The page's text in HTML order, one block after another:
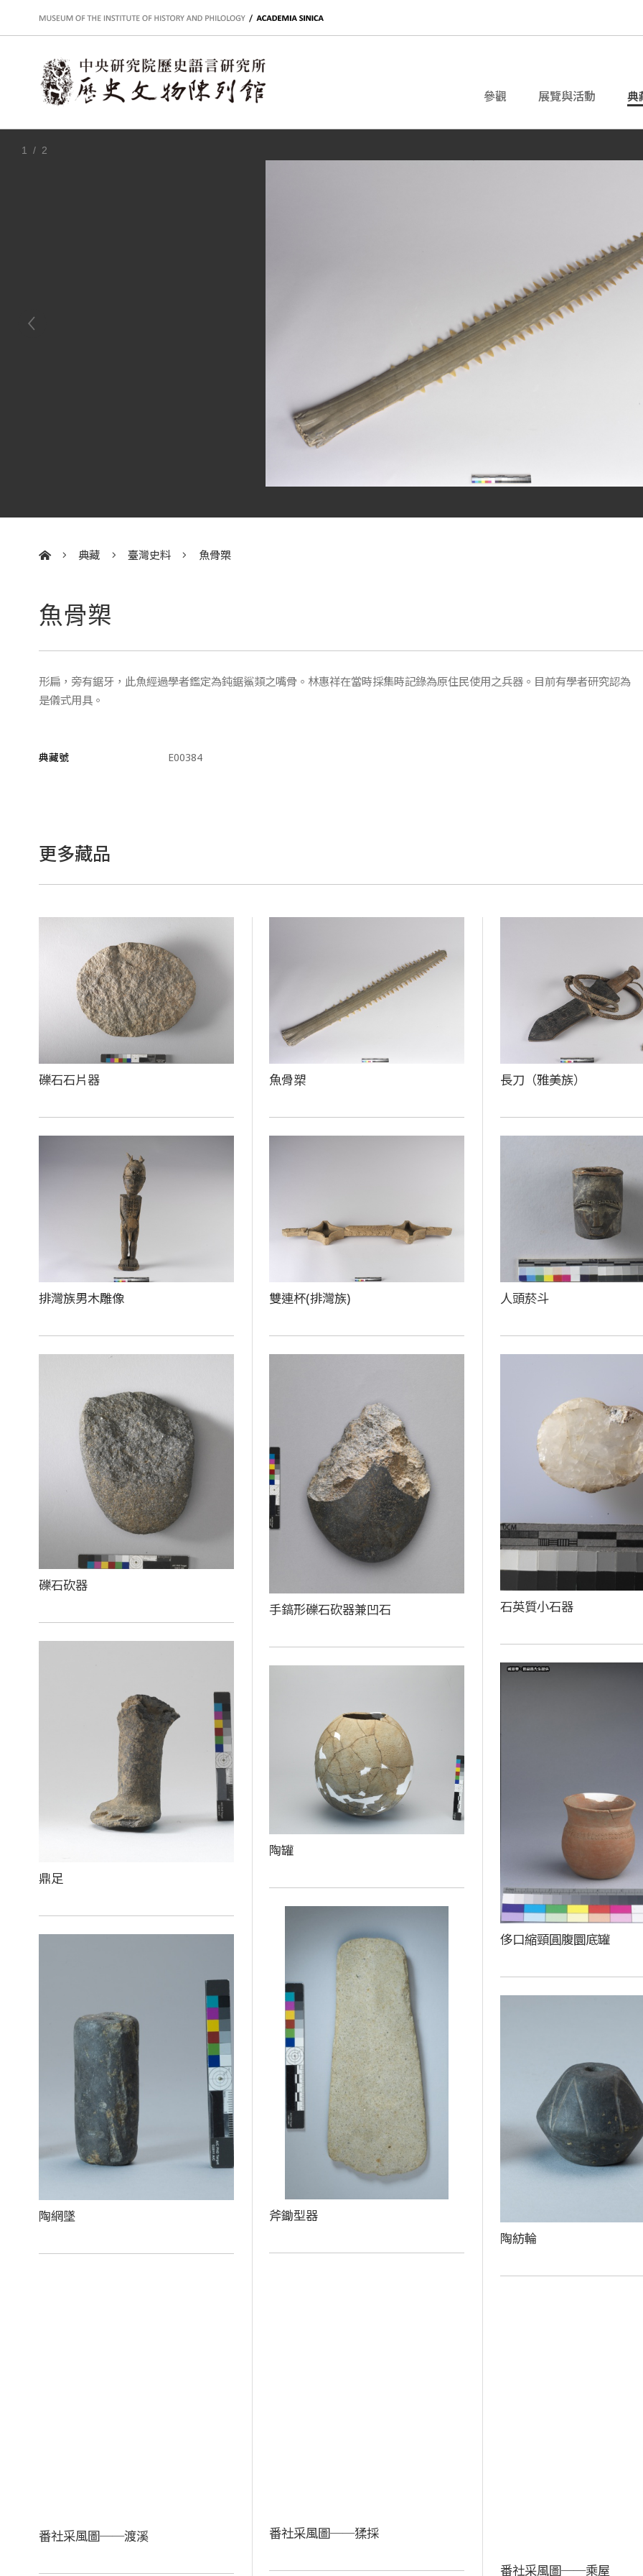
:::
參觀 展覽與活動 典
1 / 2
典藏 臺灣史料 魚骨槊
魚骨槊
形扁，旁有鋸牙，此魚經過學者鑑定為鈍鋸鯊類之嘴骨。林惠祥在當時採集時記錄為原住民使用之兵器。目前有學者研究認為
是儀式用具。
典藏號 E00384
更多藏品
礫石石片器 魚骨槊 長刀（雅美族）
排灣族男木雕像 雙連杯(排灣族) 人頭菸斗
礫石砍器
手鎬形礫石砍器兼凹石
石英質小石器
鼎足
侈口縮頸圓腹圜底罐
陶罐
斧鋤型器
陶網墜
陶紡輪
番社采風圖──猱採
番社采風圖──渡溪
番社采風圖──乘屋